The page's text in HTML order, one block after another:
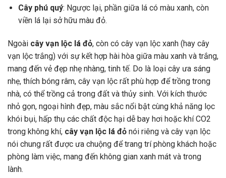
Cây phú quý: Ngược lại, phần giữa lá có màu xanh, còn
viền lá lại sở hữu màu đỏ.
Ngoài cây vạn lộc lá đỏ, còn có cây vạn lộc xanh (hay cây
vạn lộc trắng) với sự kết hợp hài hòa giữa màu xanh và trắng,
mang đến vẻ đẹp nhẹ nhàng, tinh tế. Do là loại cây ưa sáng
nhẹ, thích bóng râm, cây vạn lộc rất phù hợp để trồng trong
nhà, có thể trồng cả trong đất và thủy sinh. Với kích thước
nhỏ gọn, ngoại hình đẹp, màu sắc nổi bật cùng khả năng lọc
khói bụi, hấp thụ các chất độc hại dễ bay hơi hoặc khí CO2
trong không khí, cây vạn lộc lá đỏ nói riêng và cây vạn lộc
nói chung rất được ưa chuộng để trang trí phòng khách hoặc
phòng làm việc, mang đến không gian xanh mát và trong
lành.